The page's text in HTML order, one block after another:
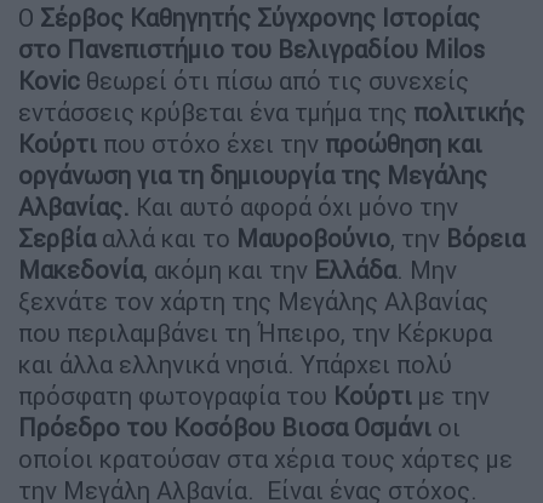
O Σέρβος Καθηγητής Σύγχρονης Ιστορίας
στο Πανεπιστήμιο του Βελιγραδίου Milos
Kovic θεωρεί ότι πίσω από τις συνεχείς
εντάσσεις κρύβεται ένα τμήμα της πολιτικής
Κούρτι που στόχο έχει την προώθηση και
οργάνωση για τη δημιουργία της Μεγάλης
Αλβανίας. Και αυτό αφορά όχι μόνο την
Σερβίααλλά και το Μαυροβούνιο, την Βόρεια
Μακεδονία, ακόμη και την Ελλάδα. Μην
ξεχνάτε τον χάρτη της Μεγάλης Αλβανίας
που περιλαμβάνει τη Ήπειρο, την Κέρκυρα
και άλλα ελληνικά νησιά. Υπάρχει πολύ
πρόσφατη φωτογραφία του Κούρτι με την
Πρόεδρο του Κοσόβου Βιοσα Οσμάνι οι
οποίοι κρατούσαν στα χέρια τους χάρτες με
την Μεγάλη Αλβανία. Είναι ένας στόχος.